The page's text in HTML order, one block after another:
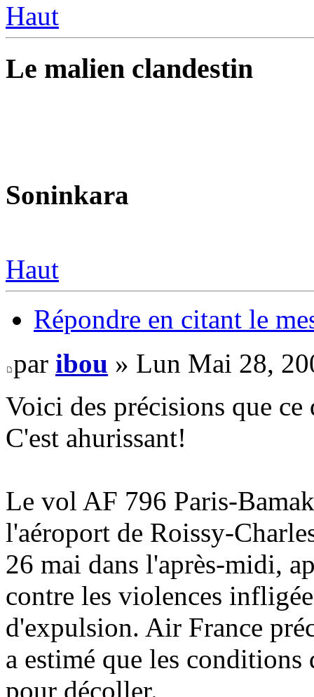
Haut
Le malien clandestin
Soninkara
Haut
Répondre en citant le
par ibou » Lun Mai 28,
Voici des précisions que
C'est ahurissant!
Le vol AF 796 Paris-
l'aéroport de Roissy-
26 mai dans l'après-midi,
contre les violences
d'expulsion. Air France
a estimé que les
pour décoller.